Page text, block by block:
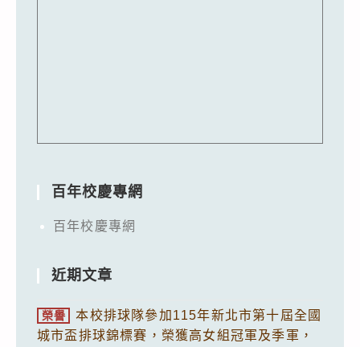
百年校慶專網
百年校慶專網
近期文章
榮譽
本校排球隊參加115年新北市第十屆全國
城市盃排球錦標賽，榮獲高女組冠軍及季軍，